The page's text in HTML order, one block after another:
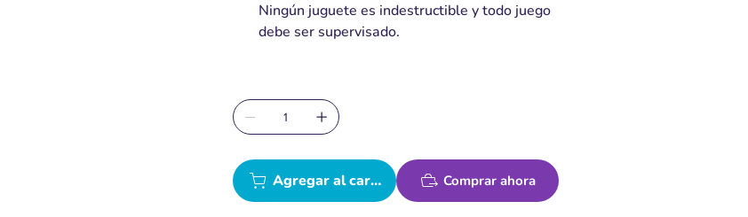
Ningún juguete es indestructible y todo juego
debe ser supervisado.
Agregar al carrito Comprar ahora